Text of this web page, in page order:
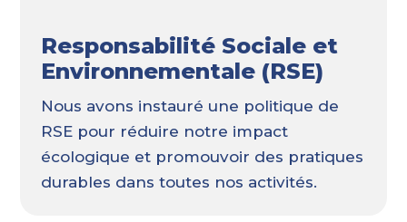
Responsabilité Sociale et
Environnementale (RSE)
Nous avons instauré une politique de
RSE pour réduire notre impact
écologique et promouvoir des pratiques
durables dans toutes nos activités.